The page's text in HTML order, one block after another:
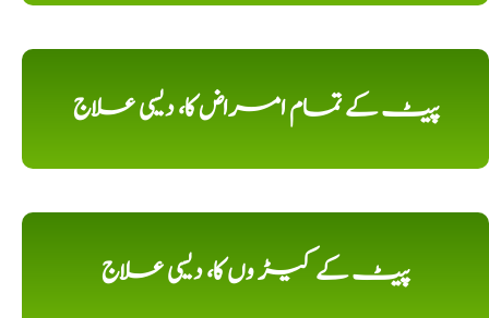
پیٹ کے تمام امراض کا، دیسی علاج
پیٹ کے کیڑ وں کا، دیسی علاج